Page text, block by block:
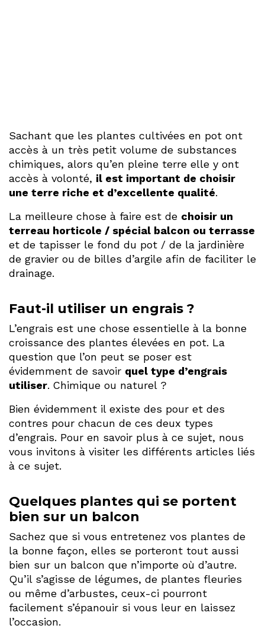
Sachant que les plantes cultivées en pot ont
accès à un très petit volume de substances
chimiques, alors qu’en pleine terre elle y ont
accès à volonté, il est important de choisir
une terre riche et d’excellente qualité.
La meilleure chose à faire est de choisir un
terreau horticole / spécial balcon ou terrasse
et de tapisser le fond du pot / de la jardinière
de gravier ou de billes d’argile afin de faciliter le
drainage.
Faut-il utiliser un engrais ?
L’engrais est une chose essentielle à la bonne
croissance des plantes élevées en pot. La
question que l’on peut se poser est
évidemment de savoir quel type d’engrais
utiliser. Chimique ou naturel ?
Bien évidemment il existe des pour et des
contres pour chacun de ces deux types
d’engrais. Pour en savoir plus à ce sujet, nous
vous invitons à visiter les différents articles liés
à ce sujet.
Quelques plantes qui se portent
bien sur un balcon
Sachez que si vous entretenez vos plantes de
la bonne façon, elles se porteront tout aussi
bien sur un balcon que n’importe où d’autre.
Qu’il s’agisse de légumes, de plantes fleuries
ou même d’arbustes, ceux-ci pourront
facilement s’épanouir si vous leur en laissez
l’occasion.